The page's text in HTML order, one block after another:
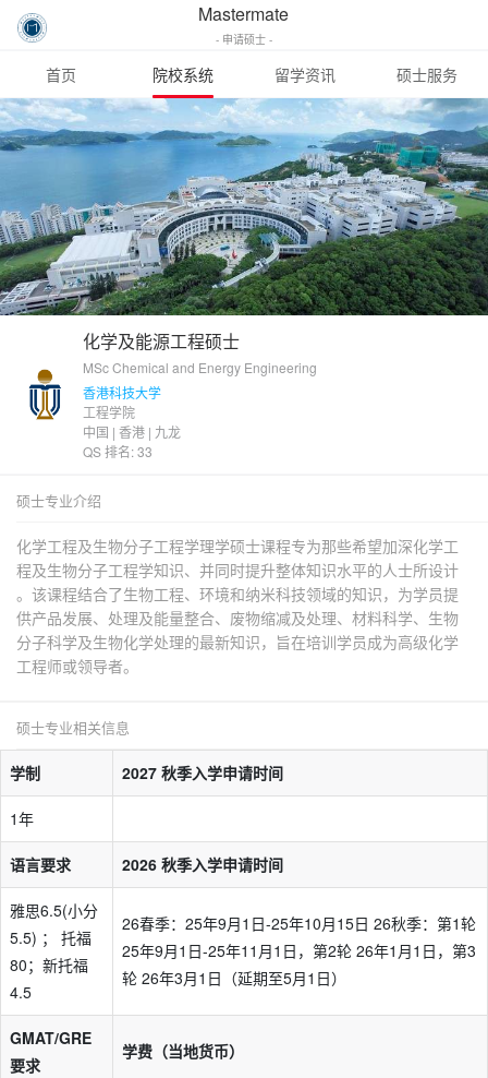
Mastermate
- 申请硕士 -
首页 院校系统 留学资讯 硕士服务
化学及能源工程硕士
MSc Chemical and Energy Engineering
香港科技大学
工程学院
中国 | 香港 | 九龙
QS 排名: 33
硕士专业介绍
化学工程及生物分子工程学理学硕士课程专为那些希望加深化学工
程及生物分子工程学知识、并同时提升整体知识水平的人士所设计
。该课程结合了生物工程、环境和纳米科技领域的知识，为学员提
供产品发展、处理及能量整合、废物缩减及处理、材料科学、生物
分子科学及生物化学处理的最新知识，旨在培训学员成为高级化学
工程师或领导者。
硕士专业相关信息
学制 2027 秋季入学申请时间
1年
语言要求 2026 秋季入学申请时间
雅思6.5(小分
5.5) ； 托福
80；新托福
4.5
26春季：25年9月1日-25年10月15日 26秋季：第1轮
25年9月1日-25年11月1日，第2轮 26年1月1日，第3
轮 26年3月1日（延期至5月1日）
GMAT/GRE
要求
学费（当地货币）